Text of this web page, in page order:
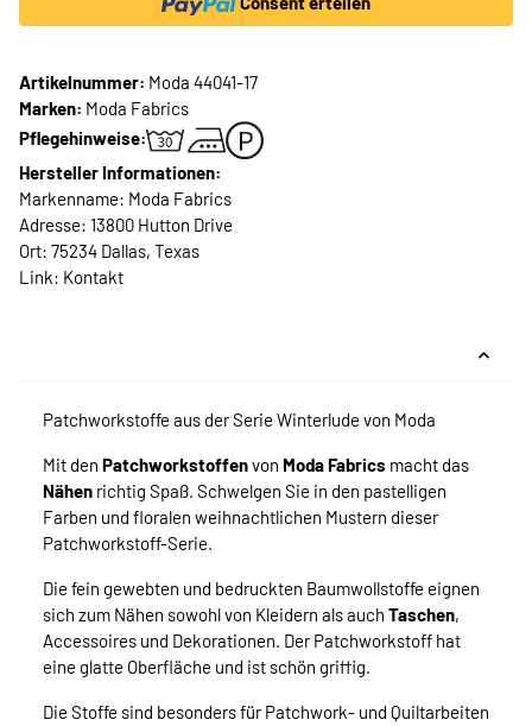
Artikelnummer: Moda 44041-17
Marken: Moda Fabrics
Pflegehinweise:
Hersteller Informationen:
Markenname: Moda Fabrics
Adresse: 13800 Hutton Drive
Ort: 75234 Dallas, Texas
Link: Kontakt
Patchworkstoffe aus der Serie Winterlude von Moda
Mit den Patchworkstoffenvon Moda Fabrics macht das
Nähen richtig Spaß. Schwelgen Sie in den pastelligen
Farben und floralen weihnachtlichen Mustern dieser
Patchworkstoff-Serie.
Die fein gewebten und bedruckten Baumwollstoffe eignen
sich zum Nähen sowohl von Kleidern als auch Taschen,
Accessoires und Dekorationen. Der Patchworkstoff hat
eine glatte Oberfläche und ist schön griffig.
Die Stoffe sind besonders für Patchwork- und Quiltarbeiten